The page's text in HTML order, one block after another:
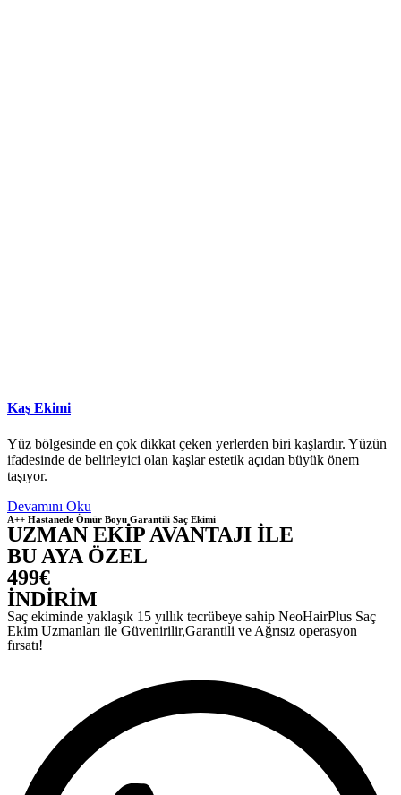
Kaş Ekimi
Yüz bölgesinde en çok dikkat çeken yerlerden biri kaşlardır. Yüzün
ifadesinde de belirleyici olan kaşlar estetik açıdan büyük önem
taşıyor.
Devamını Oku
A++ Hastanede Ömür Boyu Garantili Saç Ekimi
UZMAN EKİP AVANTAJI İLE
BU AYA ÖZEL
499€
İNDİRİM
Saç ekiminde yaklaşık 15 yıllık tecrübeye sahip NeoHairPlus Saç
Ekim Uzmanları ile Güvenirilir,Garantili ve Ağrısız operasyon
fırsatı!